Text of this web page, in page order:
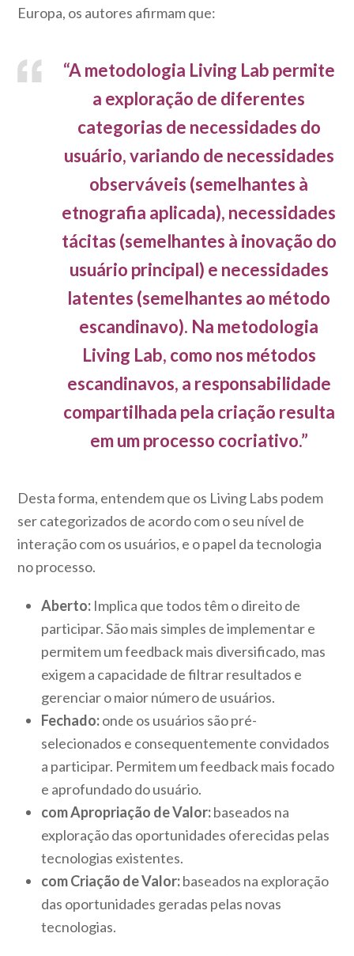
Europa, os autores afirmam que:
“A metodologia Living Lab permite
a exploração de diferentes
categorias de necessidades do
usuário, variando de necessidades
observáveis (semelhantes à
etnografia aplicada), necessidades
tácitas (semelhantes à inovação do
usuário principal) e necessidades
latentes (semelhantes ao método
escandinavo). Na metodologia
Living Lab, como nos métodos
escandinavos, a responsabilidade
compartilhada pela criação resulta
em um processo cocriativo.”
Desta forma, entendem que os Living Labs podem
ser categorizados de acordo com o seu nível de
interação com os usuários, e o papel da tecnologia
no processo.
Aberto: Implica que todos têm o direito de
participar. São mais simples de implementar e
permitem um feedback mais diversificado, mas
exigem a capacidade de filtrar resultados e
gerenciar o maior número de usuários.
Fechado:onde os usuários são pré-
selecionados e consequentemente convidados
a participar. Permitem um feedback mais focado
e aprofundado do usuário.
com Apropriação de Valor:baseados na
exploração das oportunidades oferecidas pelas
tecnologias existentes.
com Criação de Valor:baseados na exploração
das oportunidades geradas pelas novas
tecnologias.